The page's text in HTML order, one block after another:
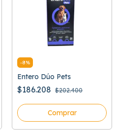
-8%
Entero Dúo Pets
$186.208 $202.400
Comprar